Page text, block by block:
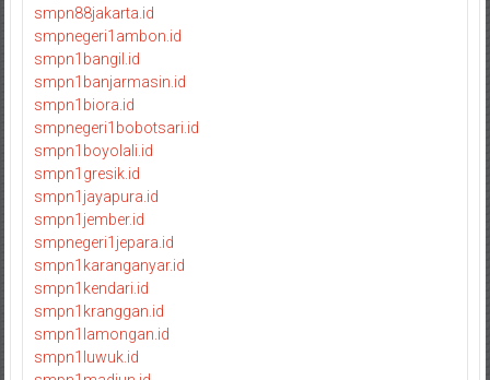
smpn88jakarta.id
smpnegeri1ambon.id
smpn1bangil.id
smpn1banjarmasin.id
smpn1biora.id
smpnegeri1bobotsari.id
smpn1boyolali.id
smpn1gresik.id
smpn1jayapura.id
smpn1jember.id
smpnegeri1jepara.id
smpn1karanganyar.id
smpn1kendari.id
smpn1kranggan.id
smpn1lamongan.id
smpn1luwuk.id